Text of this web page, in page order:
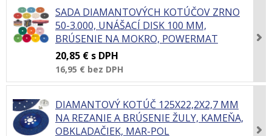
SADA DIAMANTOVÝCH KOTÚČOV ZRNO
50-3.000, UNÁŠACÍ DISK 100 MM,
BRÚSENIE NA MOKRO, POWERMAT
20,85 € s DPH
16,95 € bez DPH
DIAMANTOVÝ KOTÚČ 125X22,2X2,7 MM
NA REZANIE A BRÚSENIE ŽULY, KAMEŇA,
OBKLADAČIEK, MAR-POL